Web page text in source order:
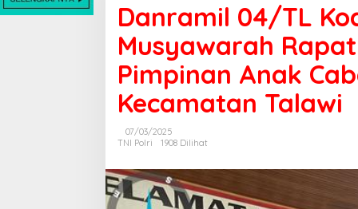
n
a
m
0
4
T
K
o
d
Danramil 04/TL
Musyawarah
Pimpinan Anak
Kecamatan Talawi
07/03/2025
TNI Polri
1908 Dilihat